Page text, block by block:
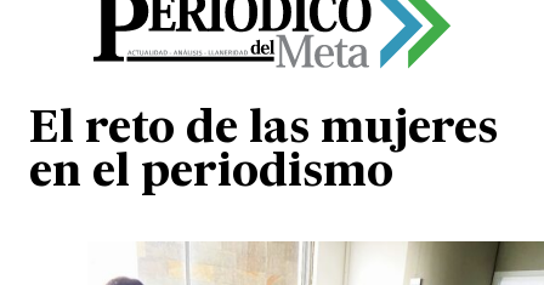
El reto de las mujeres
en el periodismo